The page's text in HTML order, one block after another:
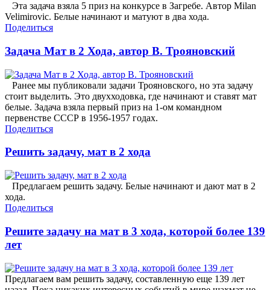
Эта задача взяла 5 приз на конкурсе в Загребе. Автор Milan
Velimirovic. Белые начинают и матуют в два хода.
Поделиться
Задача Мат в 2 Хода, автор В. Трояновский
Ранее мы публиковали задачи Трояновского, но эта задачу
стоит выделить. Это двухходовка, где начинают и ставят мат
белые. Задача взяла первый приз на 1-ом командном
первенстве СССР в 1956-1957 годах.
Поделиться
Решить задачу, мат в 2 хода
Предлагаем решить задачу. Белые начинают и дают мат в 2
хода.
Поделиться
Решите задачу на мат в 3 хода, которой более 139
лет
Предлагаем вам решить задачу, составленную еще 139 лет